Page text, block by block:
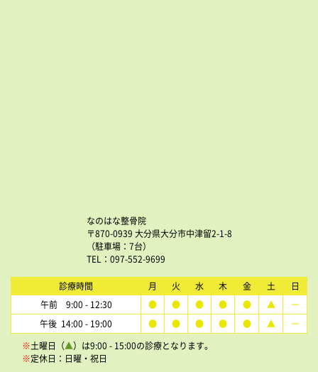
なのはな整骨院
〒870-0939 大分県大分市中津留2-1-8
（駐車場：7台）
TEL：097-552-9699
診療時間 月 火 水 木 金 土
日
午前 9:00 - 12:30
● ● ● ● ● ▲
ー
午後 14:00 - 19:00
● ● ● ● ● ▲
ー
※土曜日（▲）は9:00 - 15:00の診療となります。
※定休日：日曜・祝日